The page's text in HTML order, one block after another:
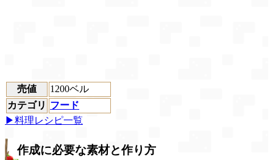
売値
1200ベル
カテゴリ フード
▶料理レシピ一覧
作成に必要な素材と作り方